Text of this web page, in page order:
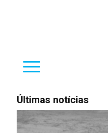
Últimas notícias